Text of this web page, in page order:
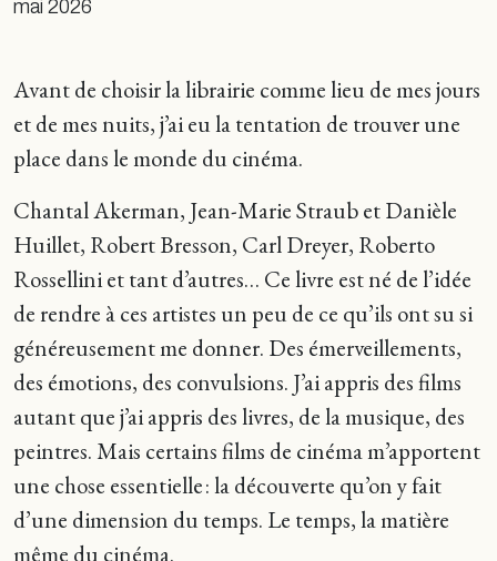
mai 2026
Avant de choisir la librairie comme lieu de mes jours
et de mes nuits, j’ai eu la tentation de trouver une
place dans le monde du cinéma.
Chantal Akerman, Jean-Marie Straub et Danièle
Huillet, Robert Bresson, Carl Dreyer, Roberto
Rossellini et tant d’autres… Ce livre est né de l’idée
de rendre à ces artistes un peu de ce qu’ils ont su si
généreusement me donner. Des émerveillements,
des émotions, des convulsions. J’ai appris des films
autant que j’ai appris des livres, de la musique, des
peintres. Mais certains films de cinéma m’apportent
une chose essentielle : la découverte qu’on y fait
d’une dimension du temps. Le temps, la matière
même du cinéma.